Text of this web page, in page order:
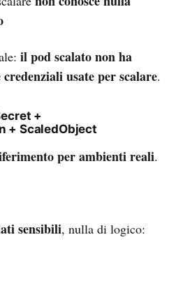
il pod scalato non ha
usate per scalare.
+
+ ScaledObject
per ambienti reali.
sensibili, nulla di logico: